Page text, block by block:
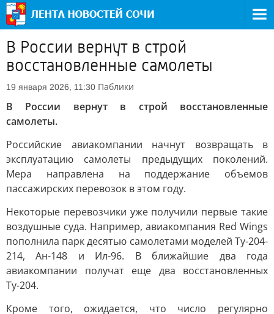
В России вернут в строй
восстановленные самолеты
19 января 2026, 11:30 Паблики
В России вернут в строй восстановленные
самолеты.
Российские авиакомпании начнут возвращать в
эксплуатацию самолеты предыдущих поколений.
Мера направлена на поддержание объемов
пассажирских перевозок в этом году.
Некоторые перевозчики уже получили первые такие
воздушные суда. Например, авиакомпания Red Wings
пополнила парк десятью самолетами моделей Ту-204-
214, Ан-148 и Ил-96. В ближайшие два года
авиакомпании получат еще два восстановленных
Ту-204.
Кроме того, ожидается, что число регулярно